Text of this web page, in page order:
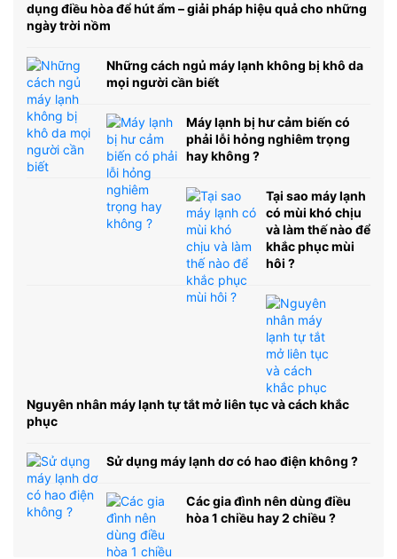
dụng điều hòa để hút ẩm – giải pháp hiệu quả cho những
ngày trời nồm
Những cách ngủ máy lạnh không bị khô da
mọi người cần biết
Máy lạnh bị hư cảm biến có
phải lỗi hỏng nghiêm trọng
hay không ?
Tại sao máy lạnh
có mùi khó chịu
và làm thế nào để
khắc phục mùi
hôi ?
Nguyên nhân máy lạnh tự tắt mở liên tục và cách khắc
phục
Sử dụng máy lạnh dơ có hao điện không ?
Các gia đình nên dùng điều
hòa 1 chiều hay 2 chiều ?